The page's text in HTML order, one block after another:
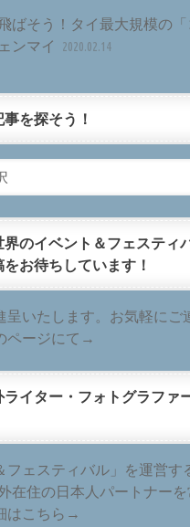
ばそう！タイ最大規模の
ンマイ
2020.02.14
を探そう！
界のイベント＆フェスティ
お待ちしています！
呈いたします。お気軽にご
ページにて→
ライター・フォトグラファ
フェスティバル」を運営す
在住の日本人パートナーを
はこちら→